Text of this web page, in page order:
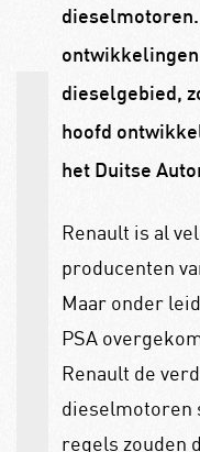
dieselgebied,
hoofd
het Duitse
Renault is al
producenten
Maar onder
PSA
Renault de
dieselmotoren
regels zouden